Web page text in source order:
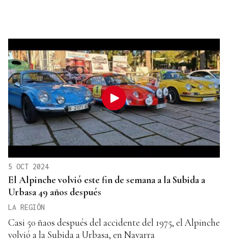
5 OCT 2024
El Alpinche volvió este fin de semana a la Subida a
Urbasa 49 años después
LA REGIÓN
Casi 50 ñaos después del accidente del 1975, el Alpinche
volvió a la Subida a Urbasa, en Navarra